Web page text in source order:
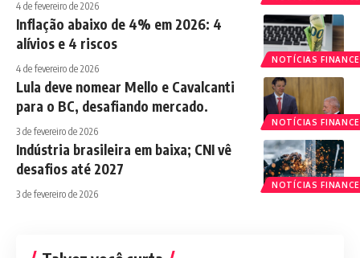
4 de fevereiro de 2026
NOTÍCIAS
Inflação abaixo de 4% em 2026: 4
alívios e 4 riscos
4 de fevereiro de 2026
NOTÍCIAS
Lula deve nomear Mello e Cavalcanti
para o BC, desafiando mercado.
3 de fevereiro de 2026
NOTÍCIAS
Indústria brasileira em baixa; CNI vê
desafios até 2027
3 de fevereiro de 2026